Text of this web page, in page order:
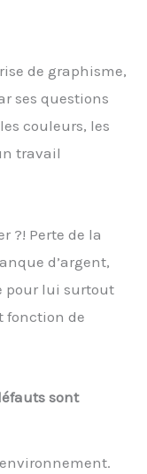
de graphisme,
ses questions
couleurs, les
travail
?! Perte de la
d’argent,
pour lui surtout
fonction de
sont